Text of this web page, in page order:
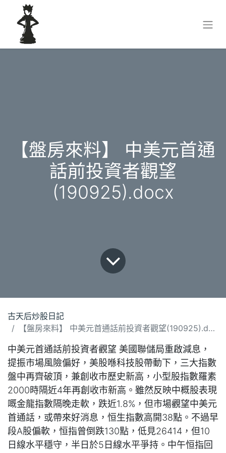
【盤房來料】 中美元首通
話前投資者觀望
(190925).docx
古天后炒股日記
【盤房來料】 中美元首通話前投資者觀望(190925).docx
中美元首通話前投資者觀望 美國聯儲局重啟減息，
提振市場風險偏好，美股喺科技股帶動下，三大指數
盤中再齊破頂，兼創收市歷史新高，小型股指數羅素
2000時隔近4年再創收市新高。雖然反映中概股表現
嘅金龍指數隔晚走軟，跌近1.8%，但市場觀望中美元
首通話，或帶來好消息，恒生指數高開38點。不過早
段A股偏軟，恒指曾倒跌130點，低見26414，但10
日線水平穩守，半日於5日線水平爭持。中午恒指回